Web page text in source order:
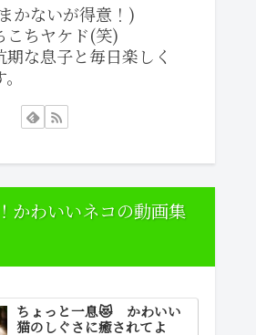
かないが得意！)
こちヤケド(笑)
な息子と毎日楽しく
かわいいネコの動画集
ちょっと一息😻 かわいい
猫のしぐさに癒されてよ